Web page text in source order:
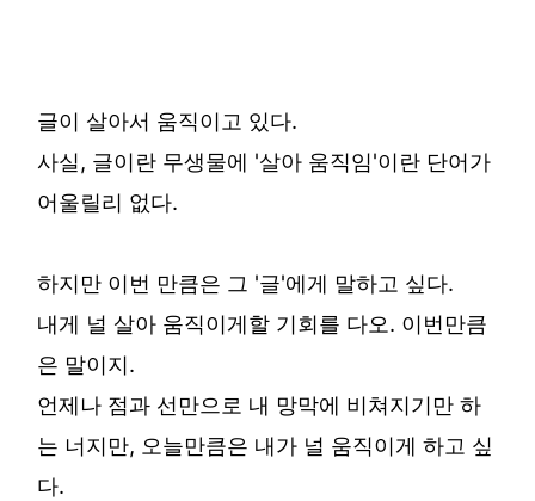
글이 살아서 움직이고 있다.
사실, 글이란 무생물에 '살아 움직임'이란 단어가
어울릴리 없다.
하지만 이번 만큼은 그 '글'에게 말하고 싶다.
내게 널 살아 움직이게할 기회를 다오. 이번만큼
은 말이지.
언제나 점과 선만으로 내 망막에 비쳐지기만 하
는 너지만, 오늘만큼은 내가 널 움직이게 하고 싶
다.